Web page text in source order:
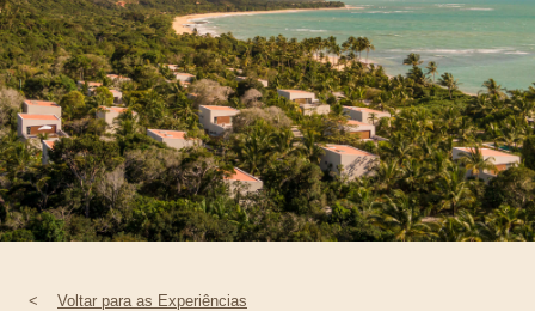
DESCUBRA
WHAT'S COOKING
CORRIERE
HISTÓRIA
SUSTENTABILIDADE
CONTATO
< Voltar para as Experiências